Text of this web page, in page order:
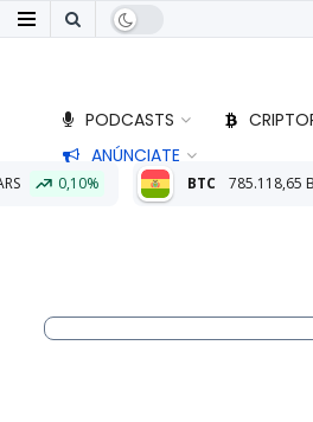
PODCASTS
ANÚNCIATE
785.118,65 BOB 1,30% ETH